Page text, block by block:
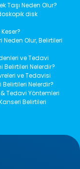
Taşı Neden Olur?
disk
Olur, Belirtileri
ve Tedavi
Belirtileri Nelerdir?
ve Tedavisi
Nelerdir?
Tedavi Yöntemleri
Belirtileri